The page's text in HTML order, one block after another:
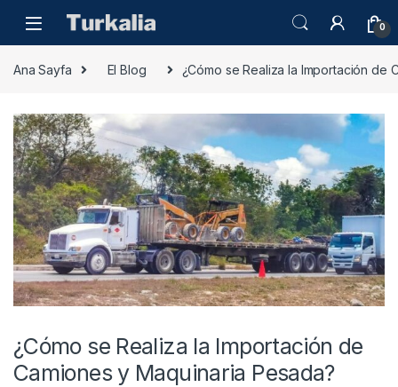
0
Ana Sayfa El Blog ¿Cómo se Realiza la Importación de
¿Cómo se Realiza la Importación de
Camiones y Maquinaria Pesada?